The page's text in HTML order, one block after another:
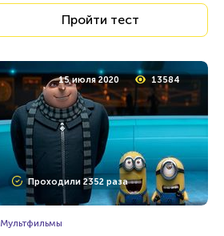
Пройти тест
15 июля 2020 13584
Проходили 2352 раза
Мультфильмы